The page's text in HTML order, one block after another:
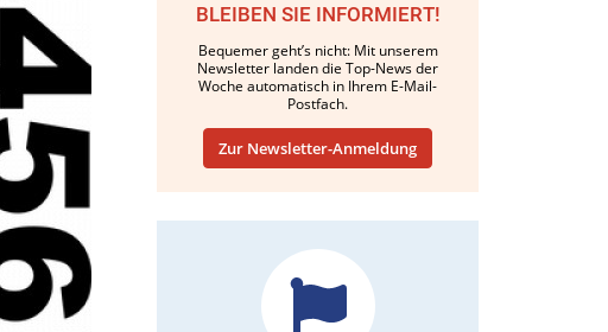
BLEIBEN SIE INFORMIERT!
Bequemer geht’s nicht: Mit unserem
Newsletter landen die Top-News der
Woche automatisch in Ihrem E-Mail-
Postfach.
Zur Newsletter-Anmeldung